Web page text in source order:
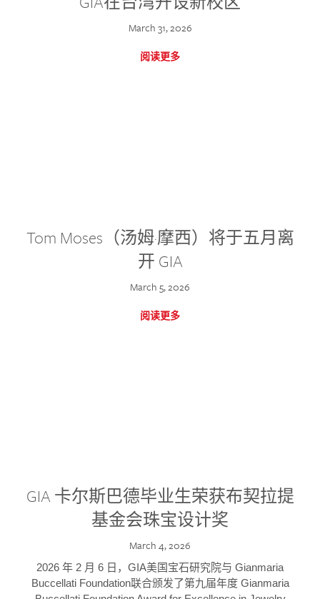
March 31, 2026
阅读更多
Tom Moses（汤姆·摩西）将于五月离
开 GIA
March 5, 2026
阅读更多
GIA 卡尔斯巴德毕业生荣获布契拉提
基金会珠宝设计奖
March 4, 2026
2026 年 2 月 6 日，GIA美国宝石研究院与 Gianmaria
Buccellati Foundation联合颁发了第九届年度 Gianmaria